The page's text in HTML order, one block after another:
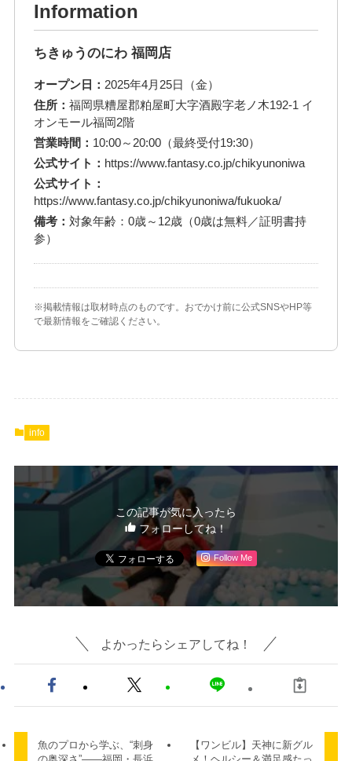
Information
ちきゅうのにわ 福岡店
オープン日： 2025年4月25日（金）
住所： 福岡県糟屋郡粕屋町大字酒殿字老ノ木192-1 イ
オンモール福岡2階
営業時間： 10:00～20:00（最終受付19:30）
公式サイト： https://www.fantasy.co.jp/chikyunoniwa
公式サイト：
https://www.fantasy.co.jp/chikyunoniwa/fukuoka/
備考： 対象年齢：0歳～12歳（0歳は無料／証明書持
参）
※掲載情報は取材時点のものです。おでかけ前に公式SNSやHP等
で最新情報をご確認ください。
info
この記事が気に入ったら
フォローしてね！
Follow Me
よかったらシェアしてね！
魚のプロから学ぶ、“刺身
【ワンビル】天神に新グル